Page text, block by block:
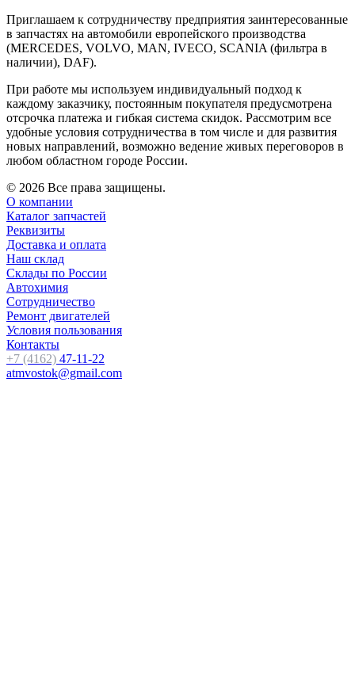
Приглашаем к сотрудничеству предприятия заинтересованные
в запчастях на автомобили европейского производства
(MERCEDES, VOLVO, MAN, IVECO, SCANIA (фильтра в
наличии), DAF).
При работе мы используем индивидуальный подход к
каждому заказчику, постоянным покупателя предусмотрена
отсрочка платежа и гибкая система скидок. Рассмотрим все
удобные условия сотрудничества в том числе и для развития
новых направлений, возможно ведение живых переговоров в
любом областном городе России.
© 2026 Все права защищены.
О компании
Каталог запчастей
Реквизиты
Доставка и оплата
Наш склад
Склады по России
Автохимия
Сотрудничество
Ремонт двигателей
Условия пользования
Контакты
+7 (4162) 47-11-22
atmvostok@gmail.com